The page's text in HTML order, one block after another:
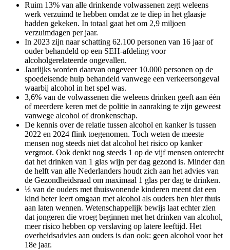
Ruim 13% van alle drinkende volwassenen zegt weleens
werk verzuimd te hebben omdat ze te diep in het glaasje
hadden gekeken. In totaal gaat het om 2,9 miljoen
verzuimdagen per jaar.
In 2023 zijn naar schatting 62.100 personen van 16 jaar of
ouder behandeld op een SEH-afdeling voor
alcoholgerelateerde ongevallen.
Jaarlijks worden daarvan ongeveer 10.000 personen op de
spoedeisende hulp behandeld vanwege een verkeersongeval
waarbij alcohol in het spel was.
3,6% van de volwassenen die weleens drinken geeft aan één
of meerdere keren met de politie in aanraking te zijn geweest
vanwege alcohol of dronkenschap.
De kennis over de relatie tussen alcohol en kanker is tussen
2022 en 2024 flink toegenomen. Toch weten de meeste
mensen nog steeds niet dat alcohol het risico op kanker
vergroot. Ook denkt nog steeds 1 op de vijf mensen onterecht
dat het drinken van 1 glas wijn per dag gezond is. Minder dan
de helft van alle Nederlanders houdt zich aan het advies van
de Gezondheidsraad om maximaal 1 glas per dag te drinken.
⅓ van de ouders met thuiswonende kinderen meent dat een
kind beter leert omgaan met alcohol als ouders hen hier thuis
aan laten wennen. Wetenschappelijk bewijs laat echter zien
dat jongeren die vroeg beginnen met het drinken van alcohol,
meer risico hebben op verslaving op latere leeftijd. Het
overheidsadvies aan ouders is dan ook: geen alcohol voor het
18e jaar.